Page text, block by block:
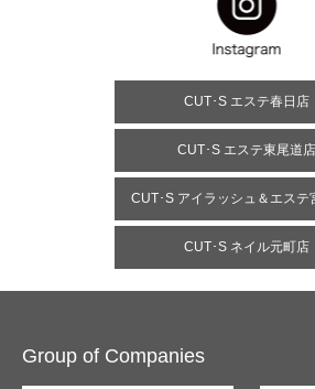
CUT･S エステ春日店
CUT･S エステ東尾道店
CUT･S アイラッシュ＆エステ
CUT･S ネイル元町店
Group of Companies